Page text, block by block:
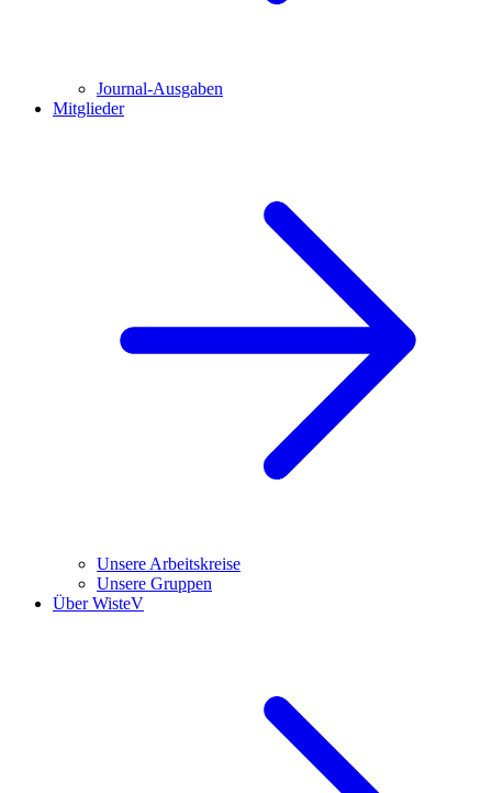
Journal-Ausgaben
Mitglieder
Unsere Arbeitskreise
Unsere Gruppen
Über WisteV